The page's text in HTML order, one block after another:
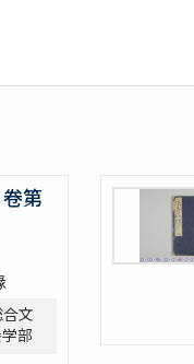
第
文
部